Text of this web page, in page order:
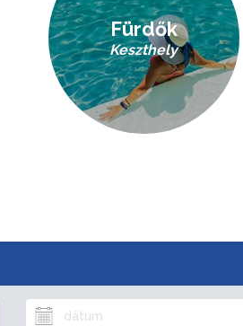
Fürdők
Keszthely